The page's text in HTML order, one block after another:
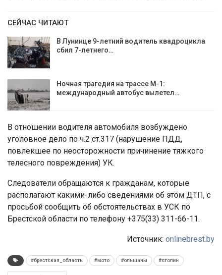
СЕЙЧАС ЧИТАЮТ
В Лунинце 9-летний водитель квадроцикла
сбил 7-летнего…
Ночная трагедия на трассе М-1:
международный автобус вылетел…
В отношении водителя автомобиля возбуждено
уголовное дело по ч.2 ст.317 (нарушение ПДД,
повлекшее по неосторожности причинение тяжкого
телесного повреждения) УК.
Следователи обращаются к гражданам, которые
располагают какими-либо сведениями об этом ДТП, с
просьбой сообщить об обстоятельствах в УСК по
Брестской области по телефону +375(33) 311-66-11.
Источник: onlinebrest.by
#брестская_область #мото #ольшаны #столин